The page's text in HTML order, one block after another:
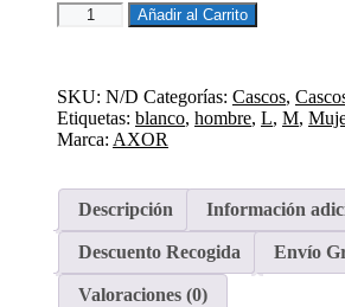
CASCO
INTEGRAL
BLANCO
cantidad
Añadir al Carrito
SKU: N/D Categorías: Cascos,
Etiquetas: blanco, hombre, L, M,
Marca: AXOR
Descripción Información
Descuento Recogida Envío
Valoraciones (0)